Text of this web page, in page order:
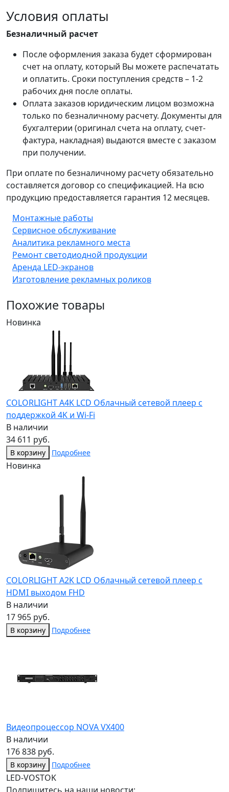
Условия оплаты
Безналичный расчет
После оформления заказа будет сформирован
счет на оплату, который Вы можете распечатать
и оплатить. Сроки поступления средств – 1-2
рабочих дня после оплаты.
Оплата заказов юридическим лицом возможна
только по безналичному расчету. Документы для
бухгалтерии (оригинал счета на оплату, счет-
фактура, накладная) выдаются вместе с заказом
при получении.
При оплате по безналичному расчету обязательно
составляется договор со спецификацией. На всю
продукцию предоставляется гарантия 12 месяцев.
Монтажные работы
Сервисное обслуживание
Аналитика рекламного места
Ремонт светодиодной продукции
Аренда LED-экранов
Изготовление рекламных роликов
Похожие товары
Новинка
COLORLIGHT A4K LCD Облачный сетевой плеер с
поддержкой 4K и Wi-Fi
В наличии
34 611 руб.
В корзину Подробнее
Новинка
COLORLIGHT A2K LCD Облачный сетевой плеер с
HDMI выходом FHD
В наличии
17 965 руб.
В корзину Подробнее
Видеопроцессор NOVA VX400
В наличии
176 838 руб.
В корзину Подробнее
LED-VOSTOK